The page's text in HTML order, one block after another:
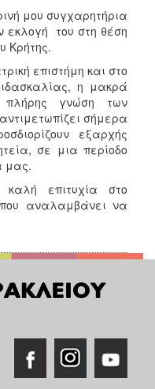
μου συγχαρητήρια
εκλογή του στη θέση
Κρήτης.
επιστήμη και στο
η μακρά
γνώση των
σήμερα
εξαρχής
σε μια περίοδο
μας.
επιτυχία στο
αναλαμβάνει να